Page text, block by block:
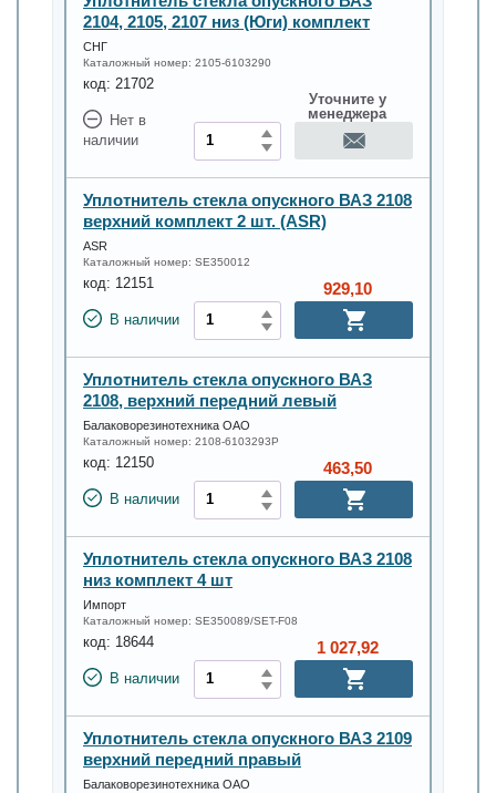
2104, 2105, 2107 низ (Юги) комплект
СНГ
Каталожный номер: 2105-6103290
код: 21702
Нет в
наличии
Уточните у
менеджера
Уплотнитель стекла опускного ВАЗ 2108
верхний комплект 2 шт. (ASR)
ASR
Каталожный номер: SE350012
код: 12151
В наличии
929,10
Уплотнитель стекла опускного ВАЗ
2108, верхний передний левый
Балаковорезинотехника ОАО
Каталожный номер: 2108-6103293Р
код: 12150
В наличии
463,50
Уплотнитель стекла опускного ВАЗ 2108
низ комплект 4 шт
Импорт
Каталожный номер: SE350089/SET-F08
код: 18644
В наличии
1 027,92
Уплотнитель стекла опускного ВАЗ 2109
верхний передний правый
Балаковорезинотехника ОАО